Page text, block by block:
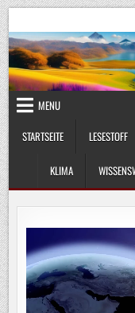
Skip
to
content
MENU
STARTSEITE
LESESTOFF
KLIMA